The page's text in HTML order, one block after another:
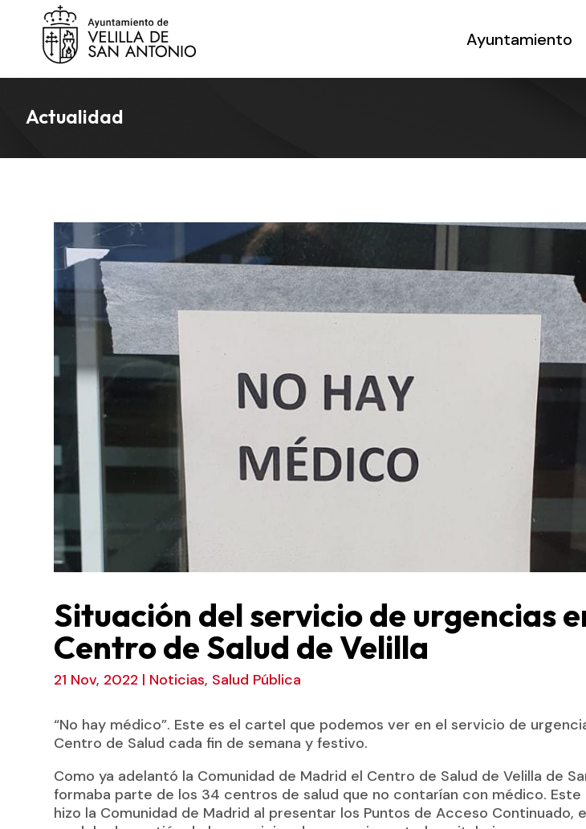
Ayuntamiento
Actualidad
Situación del servicio de urgencias
Centro de Salud de Velilla
21 Nov, 2022 | Noticias, Salud Pública
“No hay médico”. Este es el cartel que podemos ver en el servicio de
Centro de Salud cada fin de semana y festivo.
Como ya adelantó la Comunidad de Madrid el Centro de Salud de Velilla de
formaba parte de los 34 centros de salud que no contarían con médico. Este
hizo la Comunidad de Madrid al presentar los Puntos de Acceso Continuado,